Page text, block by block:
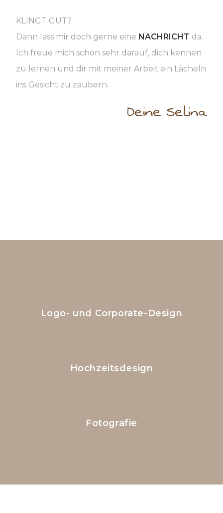
KLINGT GUT?
Dann lass mir doch gerne eine NACHRICHT da.
Ich freue mich schon sehr darauf, dich kennen
zu lernen und dir mit meiner Arbeit ein Lächeln
ins Gesicht zu zaubern.
Deine Selina
Logo- und Corporate-Design
Hochzeitsdesign
Fotografie